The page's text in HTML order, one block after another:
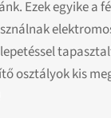
Ezek egyike a
osztályok kis